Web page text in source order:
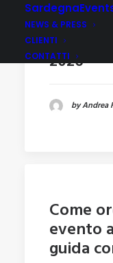
NEWS & PRESS
CLIENTI
CONTATTI
Migliori
2026
by Andrea
Come
evento
guida